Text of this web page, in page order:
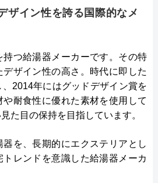
ザイン性を誇る国際的なメ
つ給湯器メーカーです。その特
ザイン性の高さ。時代に即した
2014年にはグッドデザイン賞を
耐食性に優れた素材を使用して
た目の保持を目指しています。
器を、長期的にエクステリアとし
レンドを意識した給湯器メーカ